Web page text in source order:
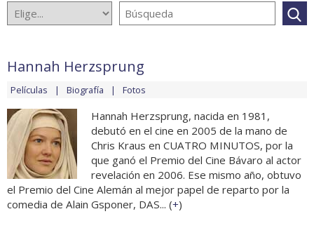
Hannah Herzsprung
Películas Biografía Fotos
Hannah Herzsprung, nacida en 1981,
debutó en el cine en 2005 de la mano de
Chris Kraus en CUATRO MINUTOS, por la
que ganó el Premio del Cine Bávaro al actor
revelación en 2006. Ese mismo año, obtuvo
el Premio del Cine Alemán al mejor papel de reparto por la
comedia de Alain Gsponer, DAS... (+)